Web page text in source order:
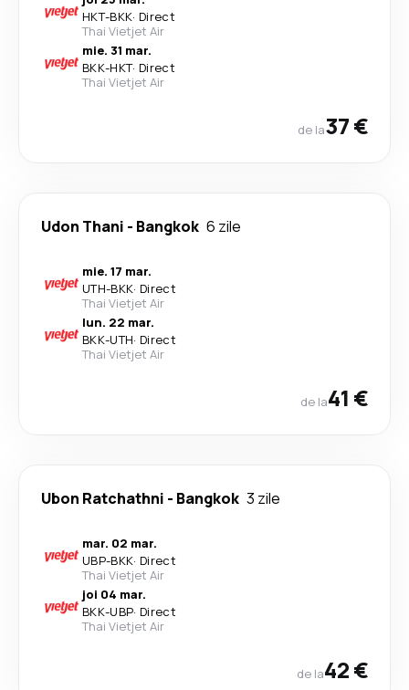
HKT-BKK· Direct
Thai Vietjet Air
mie. 31 mar.
BKK-HKT· Direct
Thai Vietjet Air
de la37 €
Udon Thani - Bangkok 6 zile
mie. 17 mar.
UTH-BKK· Direct
Thai Vietjet Air
lun. 22 mar.
BKK-UTH· Direct
Thai Vietjet Air
de la41 €
Ubon Ratchathni - Bangkok 3 zile
mar. 02 mar.
UBP-BKK· Direct
Thai Vietjet Air
joi 04 mar.
BKK-UBP· Direct
Thai Vietjet Air
de la42 €